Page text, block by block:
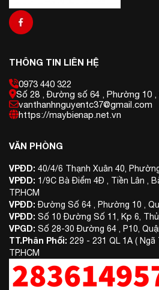
THÔNG TIN LIÊN HỆ
0973 440 322
Số 28 , Đường số 64 , Phường 10 ,
vanthanhnguyentc37@gmail.com
https://maybienap.net.vn
VĂN PHÒNG
VPĐD: 40/4/6 Thạnh Xuân 40,
VPĐD: 1/9C Bà Điểm 4Đ , Tiền Lân ,
TP.HCM
VPĐD: Đường Số 64 , Phường 10 ,
VPĐD: Số 10 Đường Số 11, Kp 6,
VPGD: Số 28-30 Đường 64 , P10,
TT.Phân Phối: 229 - 231 QL 1A (
TP.HCM